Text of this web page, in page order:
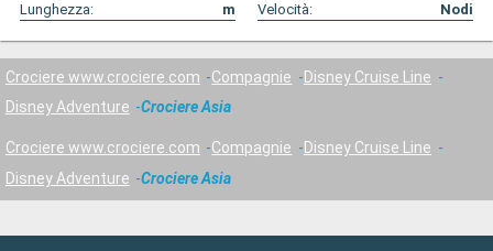
Lunghezza:
m Velocità: Nodi
Crociere www.crociere.com Compagnie
Disney Cruise Line
Disney Adventure
Crociere Asia
Crociere www.crociere.com Compagnie
Disney Cruise Line
Disney Adventure
Crociere Asia